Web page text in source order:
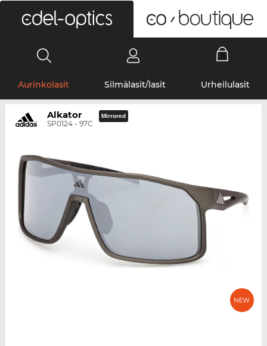
Aurinkolasit Silmälasit/lasit Urheilulasit
Alkator
SP0124 - 97C
Mirrored